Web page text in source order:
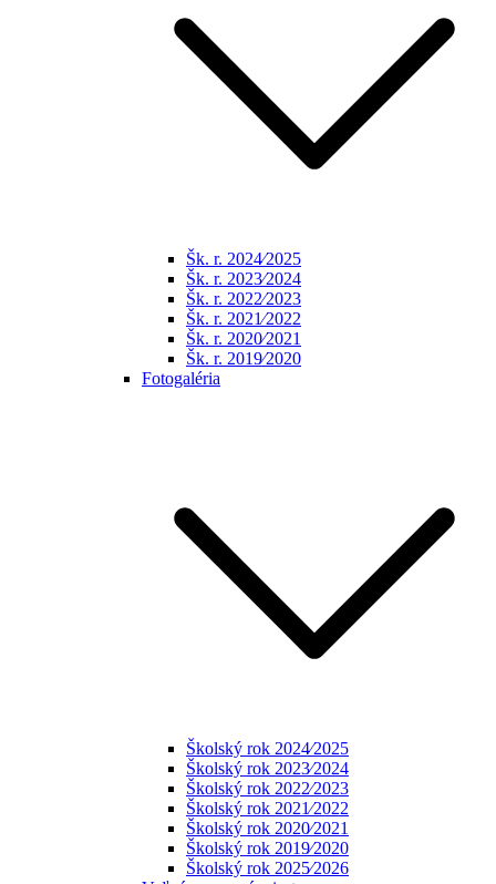
Šk. r. 2024⁄2025
Šk. r. 2023⁄2024
Šk. r. 2022⁄2023
Šk. r. 2021⁄2022
Šk. r. 2020⁄2021
Šk. r. 2019⁄2020
Fotogaléria
Školský rok 2024⁄2025
Školský rok 2023⁄2024
Školský rok 2022⁄2023
Školský rok 2021⁄2022
Školský rok 2020⁄2021
Školský rok 2019⁄2020
Školský rok 2025⁄2026